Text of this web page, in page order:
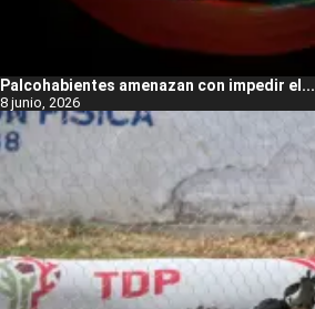
Palcohabientes amenazan con impedir el...
8 junio, 2026